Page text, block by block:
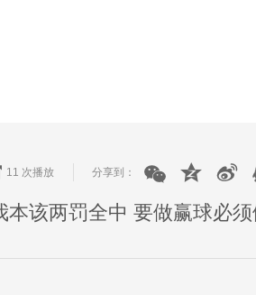
11 次播放 分享到：
该两罚全中 要做赢球必